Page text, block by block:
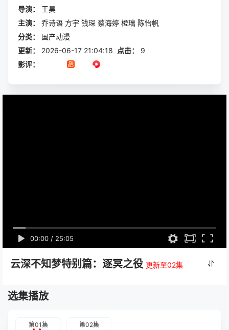
导演：
王昊
主演：
乔诗语 方宇 钱琛 蔡海婷 橙璃 陈怡帆
分类：
国产动漫
更新：
2026-06-17 21:04:18 点击：
9
影评：
00:00 / 25:05
云深不知梦特别篇：逐冥之役 更新至02集
选集播放
第01集 第02集